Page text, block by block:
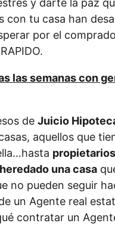
y darte la paz
con tu casa han
por el
las semanas con
de Juicio
aquellos que
heredado una casa
no pueden seguir
un Agente real
contratar un